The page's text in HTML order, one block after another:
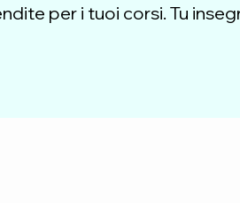
per i tuoi corsi. Tu